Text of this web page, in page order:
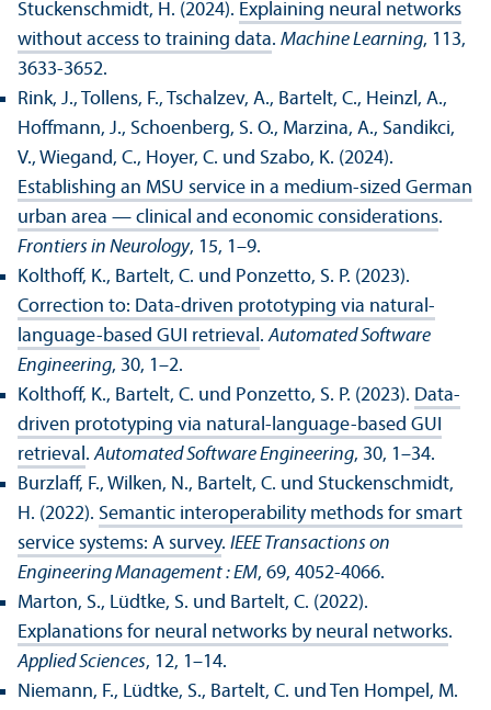
Stuckenschmidt, H. (2024). Explaining neural networks
without access to training data. Machine Learning, 113,
3633-3652.
Rink, J., Tollens, F., Tschalzev, A., Bartelt, C., Heinzl, A.,
Hoffmann, J., Schoenberg, S. O., Marzina, A., Sandikci,
V., Wiegand, C., Hoyer, C. und Szabo, K. (2024).
Establishing an MSU service in a medium-sized German
urban area — clinical and economic considerations.
Frontiers in Neurology, 15, 1–9.
Kolthoff, K., Bartelt, C. und Ponzetto, S. P. (2023).
Correction to: Data-driven prototyping via natural-
language-based GUI retrieval.Automated Software
Engineering, 30, 1–2.
Kolthoff, K., Bartelt, C. und Ponzetto, S. P. (2023). Data-
driven prototyping via natural-language-based GUI
retrieval.Automated Software Engineering, 30, 1–34.
Burzlaff, F., Wilken, N., Bartelt, C. und Stuckenschmidt,
H. (2022). Semantic interoperability methods for smart
service systems: A survey. IEEE Trans­actions on
Engineering Management : EM, 69, 4052-4066.
Marton, S., Lüdtke, S. und Bartelt, C. (2022).
Explanations for neural networks by neural networks.
Applied Sciences, 12, 1–14.
Niemann, F., Lüdtke, S., Bartelt, C. und Ten Hompel, M.